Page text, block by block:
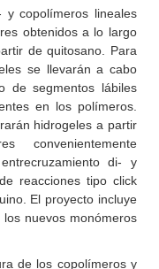
y copolímeros lineales
obtenidos a lo largo
de quitosano. Para
se llevarán a cabo
de segmentos lábiles
en los polímeros.
hidrogeles a partir
convenientemente
di- y
reacciones tipo click
El proyecto incluye
nuevos monómeros
de los copolímeros y